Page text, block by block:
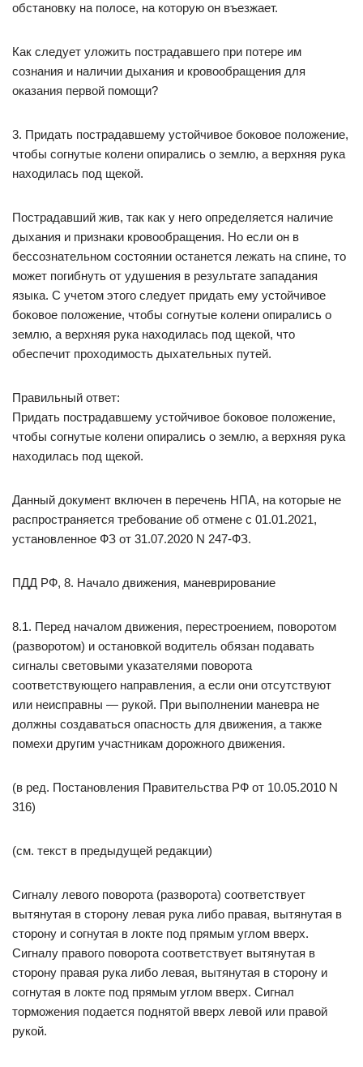
обстановку на полосе, на которую он въезжает.
Как следует уложить пострадавшего при потере им
сознания и наличии дыхания и кровообращения для
оказания первой помощи?
3. Придать пострадавшему устойчивое боковое положение,
чтобы согнутые колени опирались о землю, а верхняя рука
находилась под щекой.
Пострадавший жив, так как у него определяется наличие
дыхания и признаки кровообращения. Но если он в
бессознательном состоянии останется лежать на спине, то
может погибнуть от удушения в результате западания
языка. С учетом этого следует придать ему устойчивое
боковое положение, чтобы согнутые колени опирались о
землю, а верхняя рука находилась под щекой, что
обеспечит проходимость дыхательных путей.
Правильный ответ:
Придать пострадавшему устойчивое боковое положение,
чтобы согнутые колени опирались о землю, а верхняя рука
находилась под щекой.
Данный документ включен в перечень НПА, на которые не
распространяется требование об отмене с 01.01.2021,
установленное ФЗ от 31.07.2020 N 247-ФЗ.
ПДД РФ, 8. Начало движения, маневрирование
8.1. Перед началом движения, перестроением, поворотом
(разворотом) и остановкой водитель обязан подавать
сигналы световыми указателями поворота
соответствующего направления, а если они отсутствуют
или неисправны — рукой. При выполнении маневра не
должны создаваться опасность для движения, а также
помехи другим участникам дорожного движения.
(в ред. Постановления Правительства РФ от 10.05.2010 N
316)
(см. текст в предыдущей редакции)
Сигналу левого поворота (разворота) соответствует
вытянутая в сторону левая рука либо правая, вытянутая в
сторону и согнутая в локте под прямым углом вверх.
Сигналу правого поворота соответствует вытянутая в
сторону правая рука либо левая, вытянутая в сторону и
согнутая в локте под прямым углом вверх. Сигнал
торможения подается поднятой вверх левой или правой
рукой.